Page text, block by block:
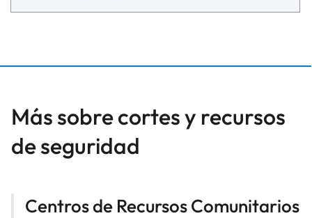
Más sobre cortes y recursos
de seguridad
Centros de Recursos Comunitarios